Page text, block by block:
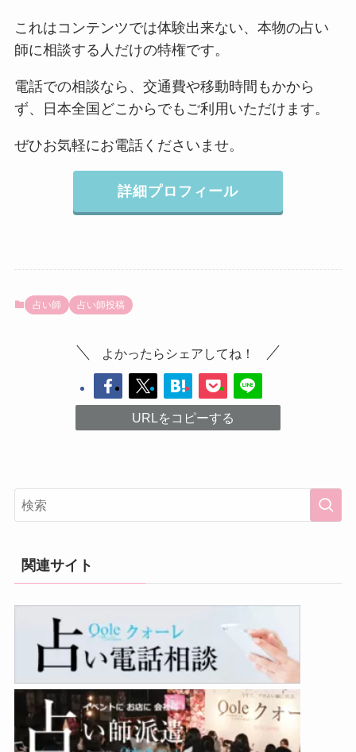
これはコンテンツでは体験出来ない、本物の占い
師に相談する人だけの特権です。
電話での相談なら、交通費や移動時間もかから
ず、日本全国どこからでもご利用いただけます。
ぜひお気軽にお電話くださいませ。
詳細プロフィール
占い師 占い師投稿
よかったらシェアしてね！
URLをコピーする
関連サイト